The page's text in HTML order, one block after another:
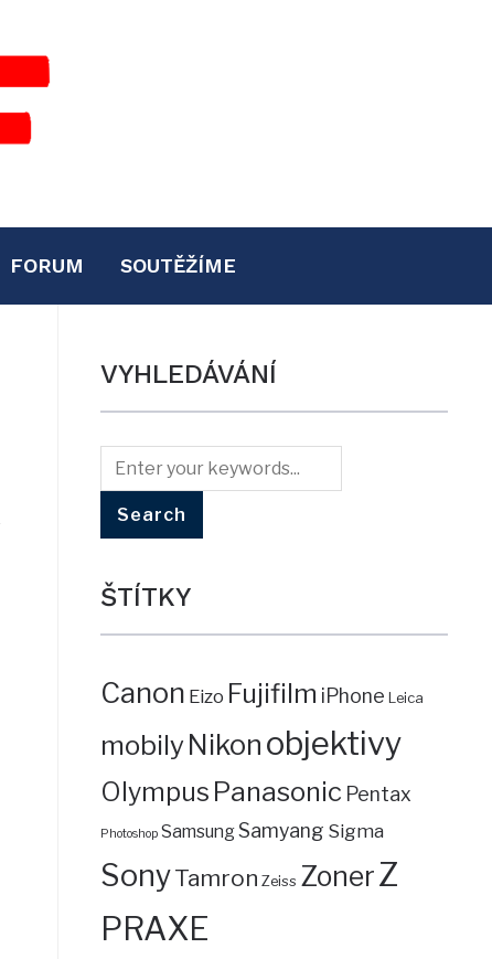
FORUM SOUTĚŽÍME
VYHLEDÁVÁNÍ
ŠTÍTKY
Canon Eizo Fujifilm iPhone Leica
mobilyNikon objektivy
Olympus Panasonic Pentax
Photoshop SamsungSamyang Sigma
SonyTamron Zeiss ZonerZ
PRAXE